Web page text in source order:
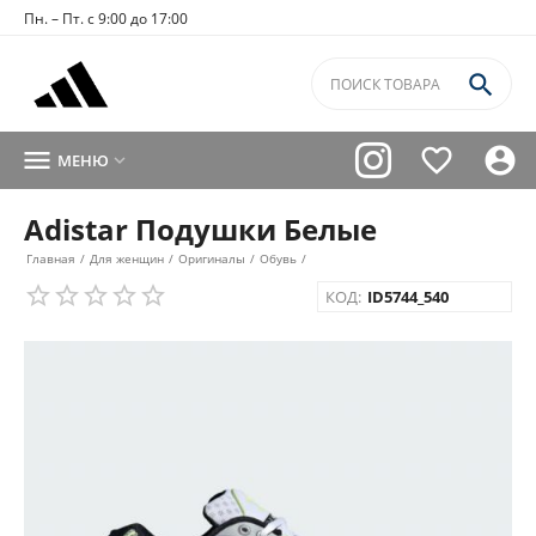
Пн. – Пт. с 9:00 до 17:00



 МЕНЮ 
Adistar Подушки Белые
Главная / Для женщин / Оригиналы / Обувь /
КОД: ID5744_540